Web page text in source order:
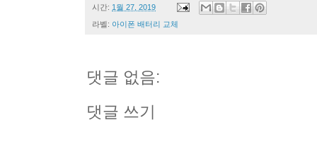
시간: 1월 27, 2019
라벨: 아이폰 배터리 교체
댓글 없음:
댓글 쓰기